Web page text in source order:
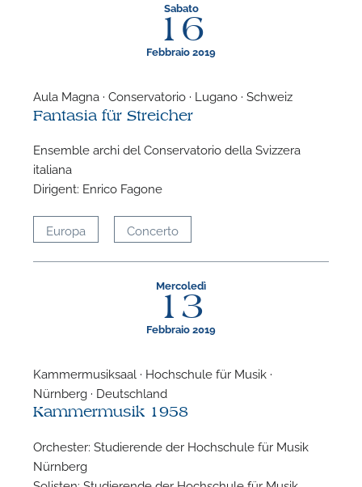
Sabato
16
Febbraio 2019
Aula Magna · Conservatorio · Lugano · Schweiz
Fantasia für Streicher
Ensemble archi del Conservatorio della Svizzera
italiana
Dirigent: Enrico Fagone
Europa Concerto
Mercoledì
13
Febbraio 2019
Kammermusiksaal · Hochschule für Musik ·
Nürnberg · Deutschland
Kammermusik 1958
Orchester: Studierende der Hochschule für Musik
Nürnberg